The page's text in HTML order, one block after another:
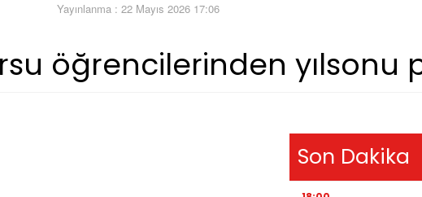
Yayınlanma : 22 Mayıs 2026 17:06
öğrencilerinden yılsonu
Son Dakika